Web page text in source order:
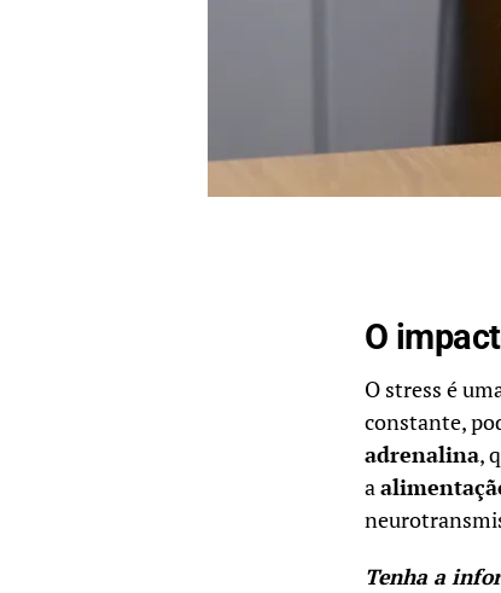
O
O stress é
constante,
adrenalina,
a
Tenha a